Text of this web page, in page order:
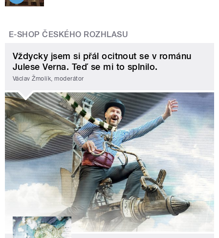
E-SHOP ČESKÉHO ROZHLASU
Vždycky jsem si přál ocitnout se v románu
Julese Verna. Teď se mi to splnilo.
Václav Žmolík, moderátor